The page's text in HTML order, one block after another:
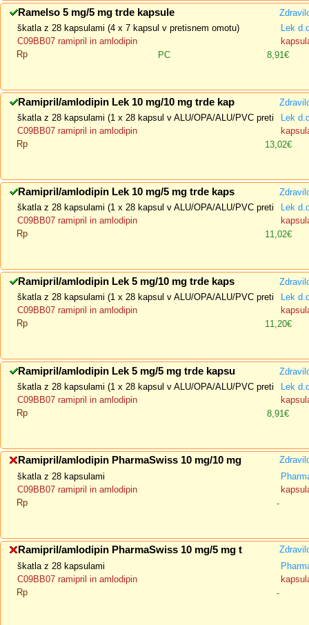
Ramelso 5 mg/5 mg trde kapsule
škatla z 28 kapsulami (4 x 7 kapsul v pretisnem omotu)
Lek
C09BB07 ramipril in amlodipin
Rp
PC 8,91€
Ramipril/amlodipin Lek 10 mg/10 mg trde kap
škatla z 28 kapsulami (1 x 28 kapsul v ALU/OPA/ALU/PVC preti
Lek
C09BB07 ramipril in amlodipin
Rp
13,02€
Ramipril/amlodipin Lek 10 mg/5 mg trde kaps
škatla z 28 kapsulami (1 x 28 kapsul v ALU/OPA/ALU/PVC preti
Lek
C09BB07 ramipril in amlodipin
Rp
11,02€
Ramipril/amlodipin Lek 5 mg/10 mg trde kaps
škatla z 28 kapsulami (1 x 28 kapsul v ALU/OPA/ALU/PVC preti
Lek
C09BB07 ramipril in amlodipin
Rp
11,20€
Ramipril/amlodipin Lek 5 mg/5 mg trde kapsu
škatla z 28 kapsulami (1 x 28 kapsul v ALU/OPA/ALU/PVC preti
Lek
C09BB07 ramipril in amlodipin
Rp
8,91€
Ramipril/amlodipin PharmaSwiss 10 mg/10 mg
škatla z 28 kapsulami
C09BB07 ramipril in amlodipin
Rp
-
Ramipril/amlodipin PharmaSwiss 10 mg/5 mg t
škatla z 28 kapsulami
C09BB07 ramipril in amlodipin
Rp
-